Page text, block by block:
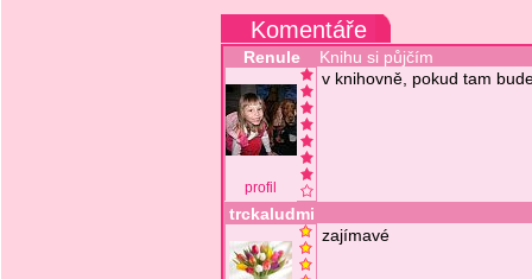
Komentáře
Renule Knihu si půjčím
profil
v knihovně, pokud tam
trckaludmi
zajímavé